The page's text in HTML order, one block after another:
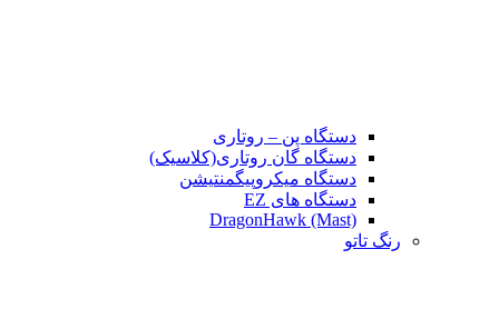
دستگاه پن – روتاری
دستگاه گان روتاری(کلاسیک)
دستگاه میکروپیگمنتیشن
دستگاه های EZ
DragonHawk (Mast)
رنگ تاتو